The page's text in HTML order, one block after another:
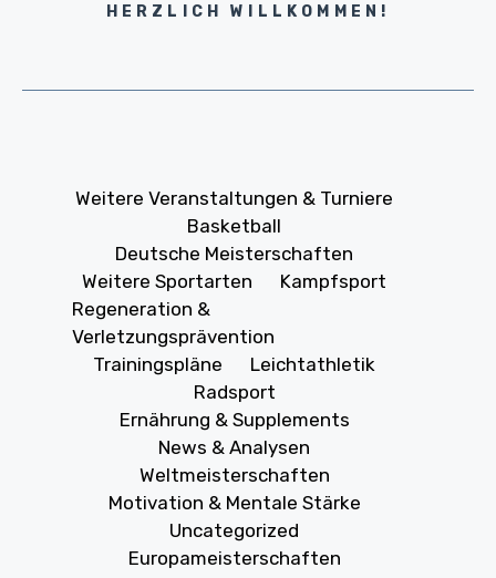
HERZLICH WILLKOMMEN!
Weitere Veranstaltungen & Turniere
Basketball
Deutsche Meisterschaften
Weitere Sportarten
Kampfsport
Regeneration &
Verletzungsprävention
Trainingspläne
Leichtathletik
Radsport
Ernährung & Supplements
News & Analysen
Weltmeisterschaften
Motivation & Mentale Stärke
Uncategorized
Europameisterschaften